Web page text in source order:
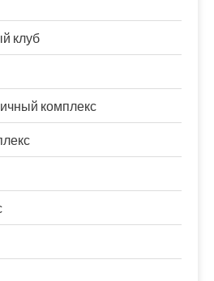
клуб
комплекс